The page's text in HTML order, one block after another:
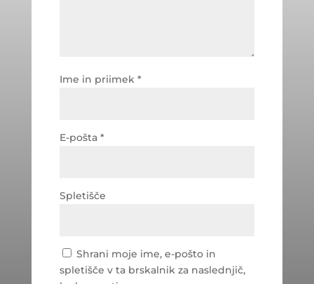
Ime in priimek *
E-pošta *
Spletišče
Shrani moje ime, e-pošto in
spletišče v ta brskalnik za naslednjič,